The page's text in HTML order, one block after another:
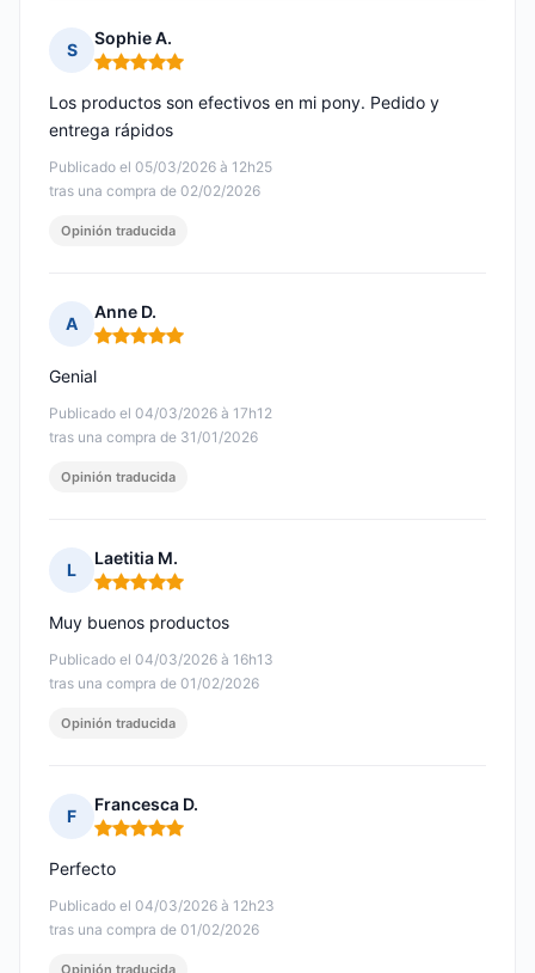
S
Sophie A.
Nota: 5 de 5
Publicado el 05/03/2026 à 12h25
tras una compra de 02/02/2026
Los productos son efectivos en mi pony. Pedido y
entrega rápidos
Opinión traducida
A
Anne D.
Nota: 5 de 5
Publicado el 04/03/2026 à 17h12
tras una compra de 31/01/2026
Genial
Opinión traducida
L
Laetitia M.
Nota: 5 de 5
Publicado el 04/03/2026 à 16h13
tras una compra de 01/02/2026
Muy buenos productos
Opinión traducida
F
Francesca D.
Nota: 5 de 5
Publicado el 04/03/2026 à 12h23
tras una compra de 01/02/2026
Perfecto
Opinión traducida